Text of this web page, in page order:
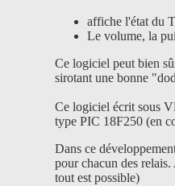
affiche l'état du
Le volume, la
Ce logiciel peut bien
sirotant une bonne
Ce logiciel écrit sous
type PIC 18F250 (en
Dans ce
pour chacun des
tout est possible)